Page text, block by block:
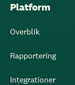
Platform
Overblik
Rapportering
Integrationer